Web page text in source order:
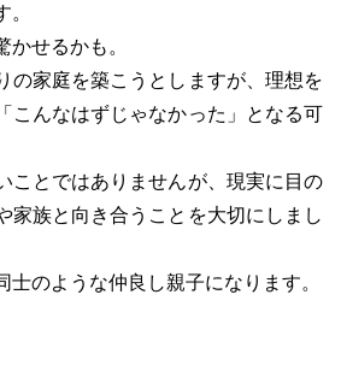
かせるかも。
の家庭を築こうとしますが、理想を
こんなはずじゃなかった」となる可
ことではありませんが、現実に目の
家族と向き合うことを大切にしまし
士のような仲良し親子になります。